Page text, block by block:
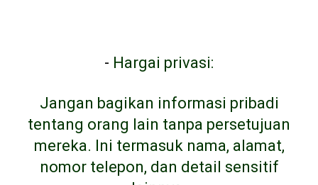
- Hargai privasi:
Jangan bagikan informasi pribadi
tentang orang lain tanpa persetujuan
mereka. Ini termasuk nama, alamat,
nomor telepon, dan detail sensitif